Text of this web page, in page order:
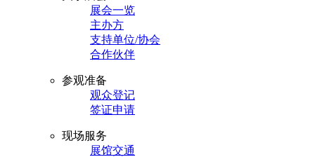
展会一览
主办方
支持单位/协会
合作伙伴
参观准备
观众登记
签证申请
现场服务
展馆交通